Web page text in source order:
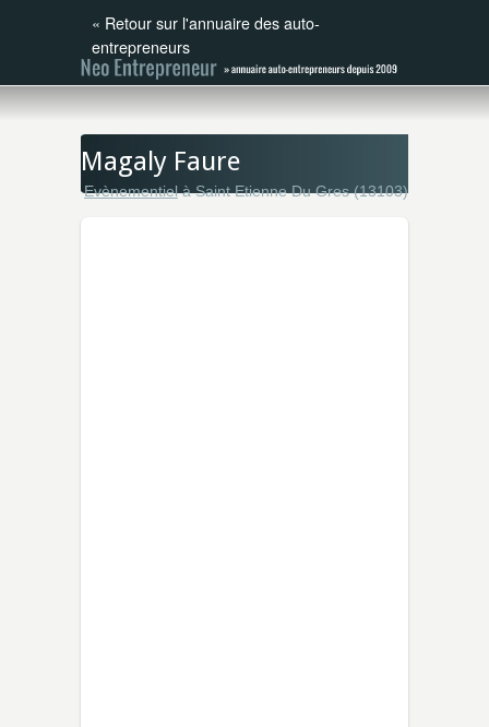
« Retour sur l'annuaire des auto-
entrepreneurs
Magaly Faure
Evènementielà Saint Etienne Du Gres (13103)